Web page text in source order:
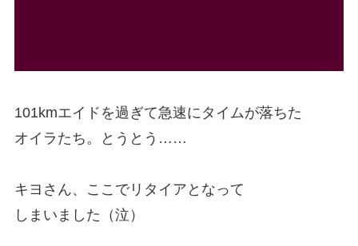
101kmエイドを過ぎて急速にタイムが落ちた
オイラたち。とうとう……
キヨさん、ここでリタイアとなって
しまいました（泣）